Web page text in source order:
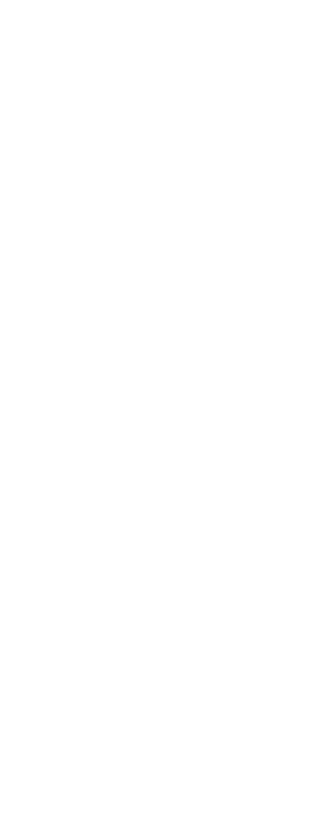
quarto, hall de entrada ou
com excelente custo-benefício.